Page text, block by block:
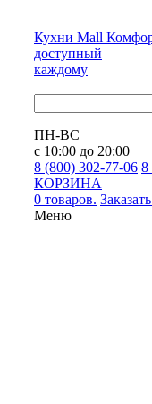
Кухни Mall
доступный
каждому
ПН-ВС
с 10:00 до 20:00
8 (800) 302-77-06 8
КОРЗИНА
0 товаров.
Меню